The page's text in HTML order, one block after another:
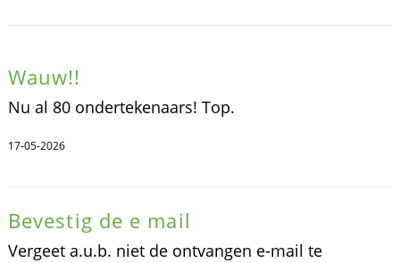
Wauw!!
Nu al 80 ondertekenaars! Top.
17-05-2026
Bevestig de e mail
Vergeet a.u.b. niet de ontvangen e-mail te